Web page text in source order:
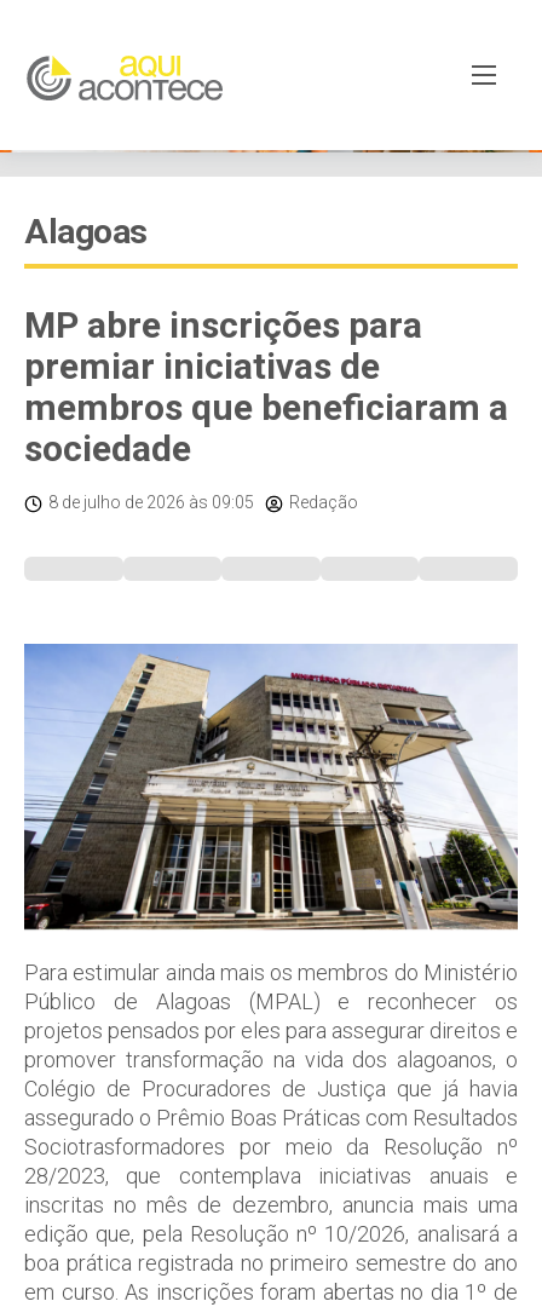
Alagoas
MP abre inscrições para
premiar iniciativas de
membros que beneficiaram a
sociedade
8 de julho de 2026 às 09:05 Redação
Para estimular ainda mais os membros do Ministério
Público de Alagoas (MPAL) e reconhecer os
projetos pensados por eles para assegurar direitos e
promover transformação na vida dos alagoanos, o
Colégio de Procuradores de Justiça que já havia
assegurado o Prêmio Boas Práticas com Resultados
Sociotrasformadores por meio da Resolução nº
28/2023, que contemplava iniciativas anuais e
inscritas no mês de dezembro, anuncia mais uma
edição que, pela Resolução nº 10/2026, analisará a
boa prática registrada no primeiro semestre do ano
em curso. As inscrições foram abertas no dia 1º de